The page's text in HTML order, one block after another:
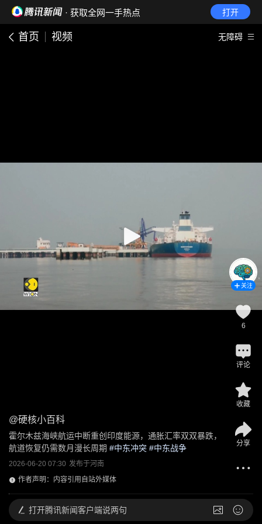
· 获取全网一手热点 打开
首页 视频 无障碍
@硬核小百科
霍尔木兹海峡航运中断重创印度能源，通胀汇率双双暴跌，
航道恢复仍需数月漫长周期 #中东冲突 #中东战争
2026-06-20 07:30 发布于河南
作者声明：内容引用自站外媒体
关注
6
评论
收藏
分享
打开腾讯新闻客户端说两句